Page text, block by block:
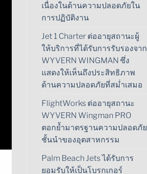
เนื่องในด้านความปลอดภัยใน
การปฏิบัติงาน
Jet 1 Charter ต่ออายุสถานะผู้
ให้บริการที่ได้รับการรับรองจาก
WYVERN WINGMAN ซึ่ง
แสดงให้เห็นถึงประสิทธิภาพ
ด้านความปลอดภัยที่สม่ำเสมอ
FlightWorks ต่ออายุสถานะ
WYVERN Wingman PRO
ตอกย้ำมาตรฐานความปลอดภัย
ชั้นนำของอุตสาหกรรม
Palm Beach Jets ได้รับการ
ยอมรับให้เป็นโบรกเกอร์